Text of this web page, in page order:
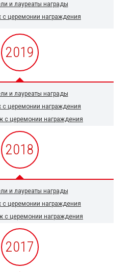
и лауреаты награды
с церемонии награждения
2019
и лауреаты награды
с церемонии награждения
с церемонии награждения
2018
и лауреаты награды
с церемонии награждения
с церемонии награждения
2017